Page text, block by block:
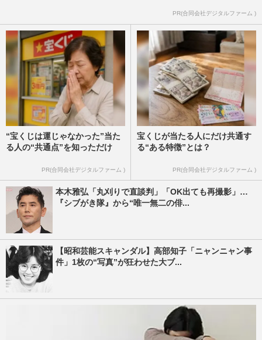
PR(合同会社デジタルファーム )
“宝くじは運じゃなかった”当た
る人の“共通点”を知っただけ
PR(合同会社デジタルファーム )
宝くじが当たる人にだけ共通す
る“ある特徴”とは？
PR(合同会社デジタルファーム )
本木雅弘「丸刈りで直談判」「OK出ても再撮影」…
『シブがき隊』から“唯一無二の俳...
【昭和芸能スキャンダル】高部知子「ニャンニャン事
件」1枚の“写真”が狂わせた大ブ...